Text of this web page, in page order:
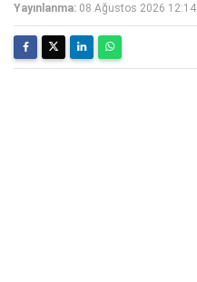
Yayınlanma: 08 Ağustos 2026 12:14